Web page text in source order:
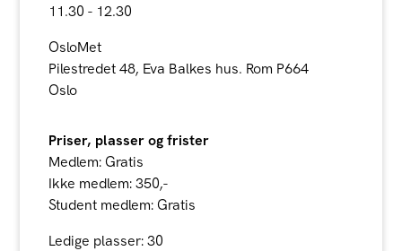
11.30 - 12.30
OsloMet
Pilestredet 48, Eva Balkes hus. Rom P664
Oslo
Priser, plasser og frister
Medlem: Gratis
Ikke medlem: 350,-
Student medlem: Gratis
Ledige plasser: 30